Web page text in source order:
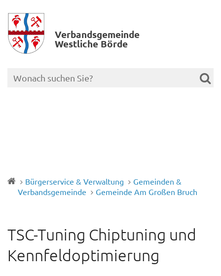
Verbands­gemeinde
Westliche Börde
Bürgerservice & Verwaltung
Gemeinden &
Verbandsgemeinde
Gemeinde Am Großen Bruch
TSC-Tuning Chiptuning und
Kennfeldoptimierung